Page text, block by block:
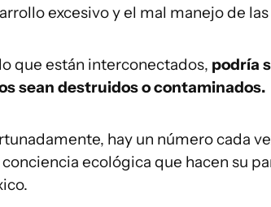
excesivo y el mal manejo de
que están interconectados, podría
sean destruidos o contaminados.
hay un número cada
ecológica que hacen su